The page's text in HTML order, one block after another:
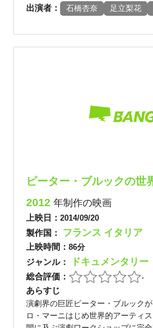
出演者： 石橋杏奈 足立梨花
ピーター・ブルックの世
2012年制作の映画
上映日：2014/09/20
製作国： フランス イタリア
上映時間：86分
ジャンル： ドキュメンタリー
総合評価： -
あらすじ
演劇界の巨匠ピーター・ブルック
ロ・マーニはじめ世界的アーティ